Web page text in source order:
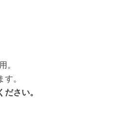
。
。
さい。